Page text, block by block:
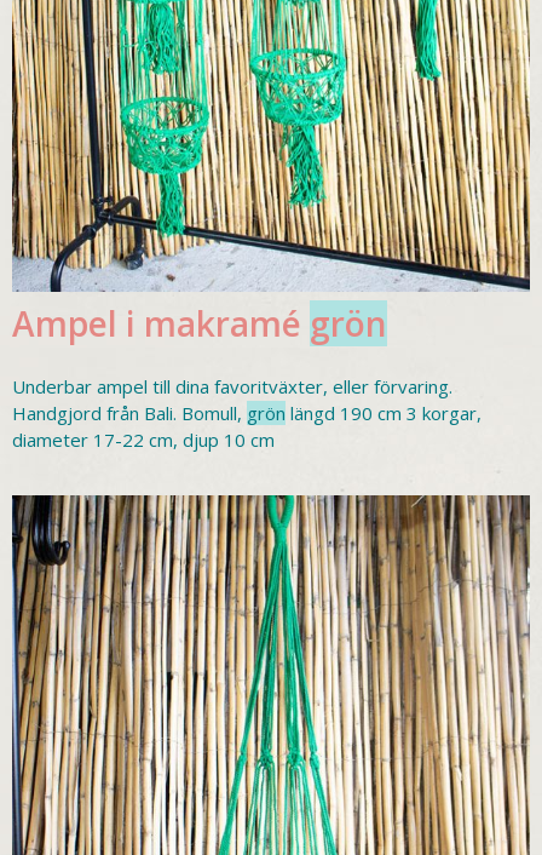
Ampel i makramé grön
Underbar ampel till dina favoritväxter, eller förvaring.
Handgjord från Bali. Bomull, grön längd 190 cm 3 korgar,
diameter 17-22 cm, djup 10 cm